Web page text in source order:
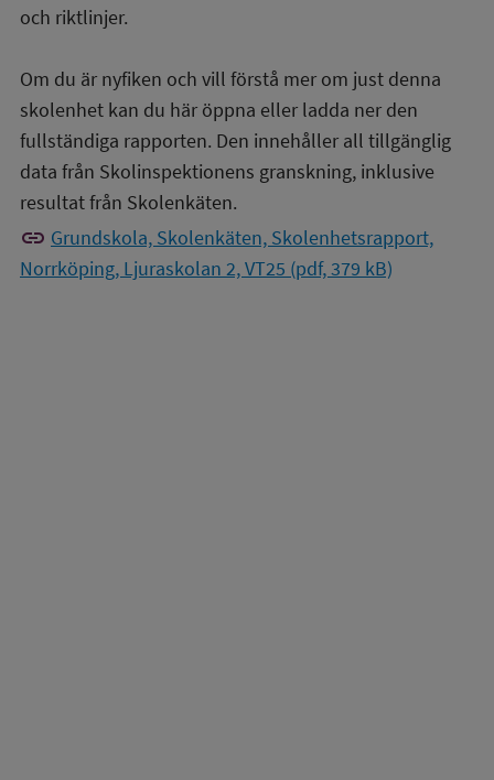
och riktlinjer.
Om du är nyfiken och vill förstå mer om just denna
skolenhet kan du här öppna eller ladda ner den
fullständiga rapporten. Den innehåller all tillgänglig
data från Skolinspektionens granskning, inklusive
resultat från Skolenkäten.
link Grundskola, Skolenkäten, Skolenhetsrapport,
Norrköping, Ljuraskolan 2, VT25 (pdf, 379 kB)